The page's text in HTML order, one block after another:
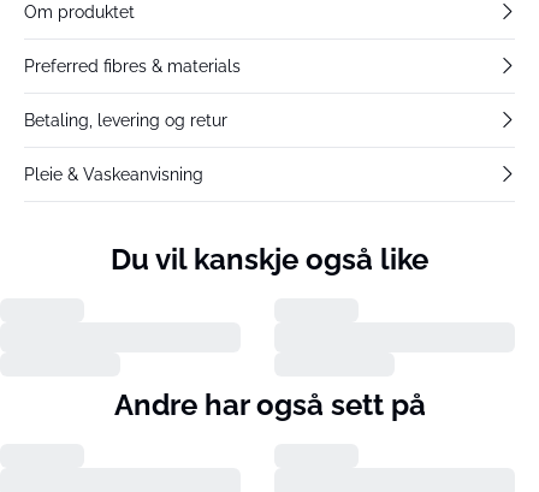
Om produktet
Preferred fibres & materials
Betaling, levering og retur
Pleie & Vaskeanvisning
Du vil kanskje også like
Andre har også sett på